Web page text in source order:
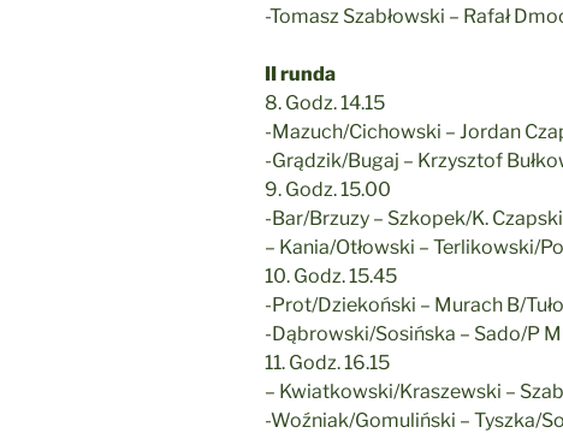
-Tomasz Szabłowski – Rafał
II runda
8. Godz. 14.15
-Mazuch/Cichowski – Jordan
-Grądzik/Bugaj – Krzysztof
9. Godz. 15.00
-Bar/Brzuzy – Szkopek/K. Czapski
– Kania/Otłowski – Terlikowski/
10. Godz. 15.45
-Prot/Dziekoński – Murach B/
-Dąbrowski/Sosińska – Sado/P
11. Godz. 16.15
– Kwiatkowski/Kraszewski –
-Woźniak/Gomuliński – Tyszka/